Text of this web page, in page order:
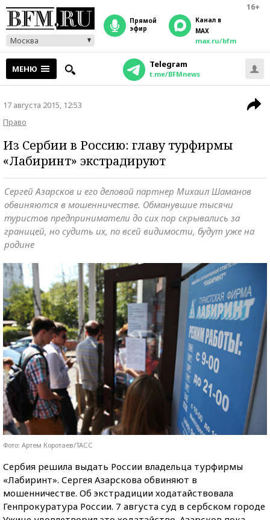
16+
Москва
прямой
эфир
Канал в
MAX
max.ru/bfm
МЕНЮ Telegram
t.me/BFMnews
17 августа 2015, 12:53
Право
Из Сербии в Россию: главу турфирмы
«Лабиринт» экстрадируют
Сергей Азарсков и его деловой партнер Михаил Шаманов
обвиняются в мошенничестве. Обманувшие тысячи
туристов предприниматели до сих пор скрывались за
границей, но судить их, по всей видимости, будут уже на
родине
Фото: Артем Коротаев/ТАСС
Сербия решила выдать России владельца турфирмы
«Лабиринт». Сергея Азарскова обвиняют в
мошенничестве. Об экстрадиции ходатайствовала
Генпрокуратура России. 7 августа суд в сербском городе